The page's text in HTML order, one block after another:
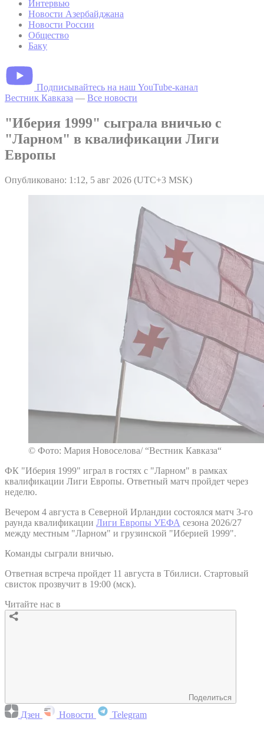
Интервью
Новости Азербайджана
Новости России
Общество
Баку
Подписывайтесь на наш YouTube-канал
Вестник Кавказа — Все новости
"Иберия 1999" сыграла вничью с
"Ларном" в квалификации Лиги
Европы
Опубликовано: 1:12, 5 авг 2026 (UTC+3 MSK)
© Фото: Мария Новоселова/ “Вестник Кавказа“
ФК "Иберия 1999" играл в гостях с "Ларном" в рамках
квалификации Лиги Европы. Ответный матч пройдет через
неделю.
Вечером 4 августа в Северной Ирландии состоялся матч 3-го
раунда квалификации Лиги Европы УЕФА сезона 2026/27
между местным "Ларном" и грузинской "Иберией 1999".
Команды сыграли вничью.
Ответная встреча пройдет 11 августа в Тбилиси. Стартовый
свисток прозвучит в 19:00 (мск).
Читайте нас в
Поделиться
Дзен Новости Telegram